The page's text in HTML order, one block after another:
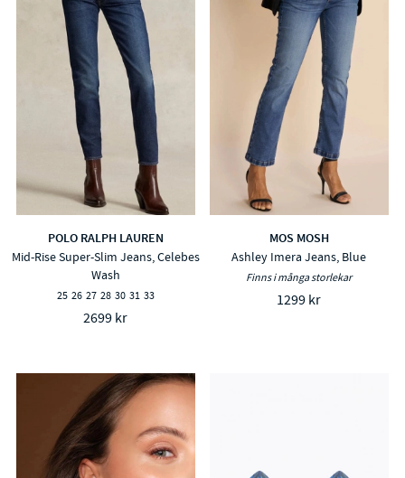
POLO RALPH LAUREN
Mid-Rise Super-Slim Jeans, Celebes
Wash
25 26 27 28 30 31 33
2699 kr
MOS MOSH
Ashley Imera Jeans, Blue
Finns i många storlekar
1299 kr